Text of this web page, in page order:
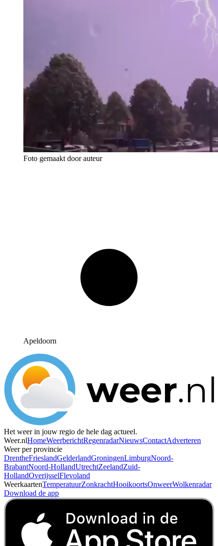
Foto gemaakt door auteur
Apeldoorn
Het weer in jouw regio de hele dag actueel.
Weer.nlHomeWeerberichtRegenradarNieuwsContactAdverteren
Weer per provincie
DrentheFrieslandGelderlandGroningenLimburgNoord-
BrabantNoord-HollandUtrechtZeelandZuid-
HollandOverijsselFlevoland
WeerkaartenTemperatuurZonkrachtHooikoortsOnweerWolkenradar
Download de app